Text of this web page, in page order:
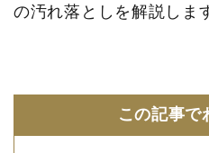
の汚れ落としを解説しま
この記事で